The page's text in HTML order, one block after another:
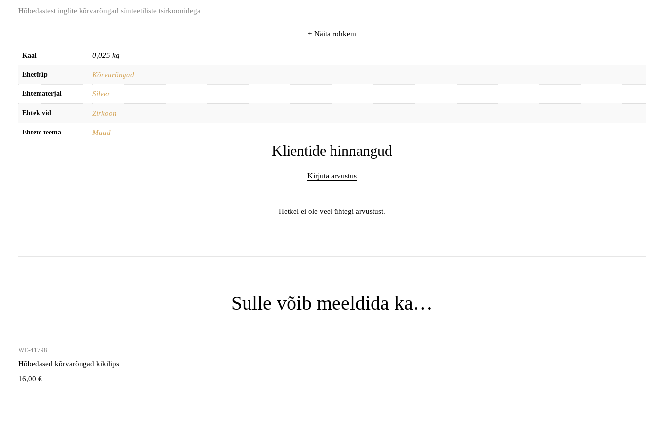
Hõbedastest inglite kõrvarõngad sünteetiliste tsirkoonidega
Näita rohkem
Kaal 0,025 kg
Ehetüüp Kõrvarõngad
Ehtematerjal Silver
Ehtekivid Zirkoon
Ehtete teema Muud
Klientide hinnangud
Kirjuta arvustus
Hetkel ei ole veel ühtegi arvustust.
Sulle võib meeldida ka…
WE-41798
Hõbedased kõrvarõngad kikilips
16,00 €